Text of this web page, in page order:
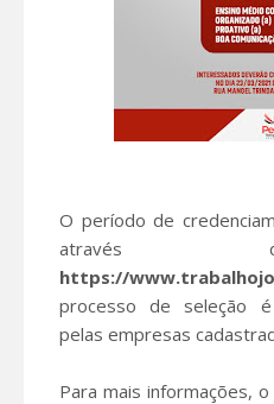
O período de
através
https://
processo de seleção
pelas empresas
Para mais informações,